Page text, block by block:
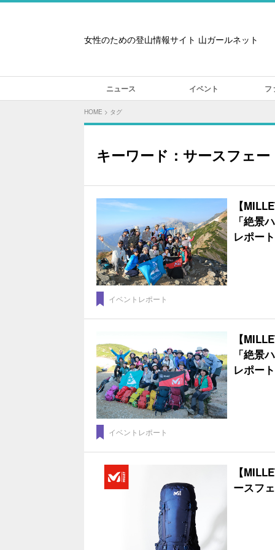
女性のための登山情報サイト 山ガールネット
ニュース イベント フ
HOME > タグ
キーワード：サースフェー
【
「絶景
レポー
イベントレポート
【
「絶景
レポー
イベントレポート
【
ースフ